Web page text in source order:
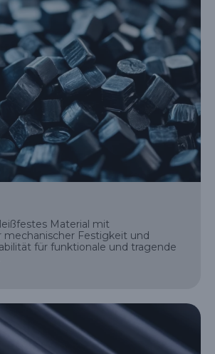
Material mit
mechanischer Festigkeit und
für funktionale und tragende